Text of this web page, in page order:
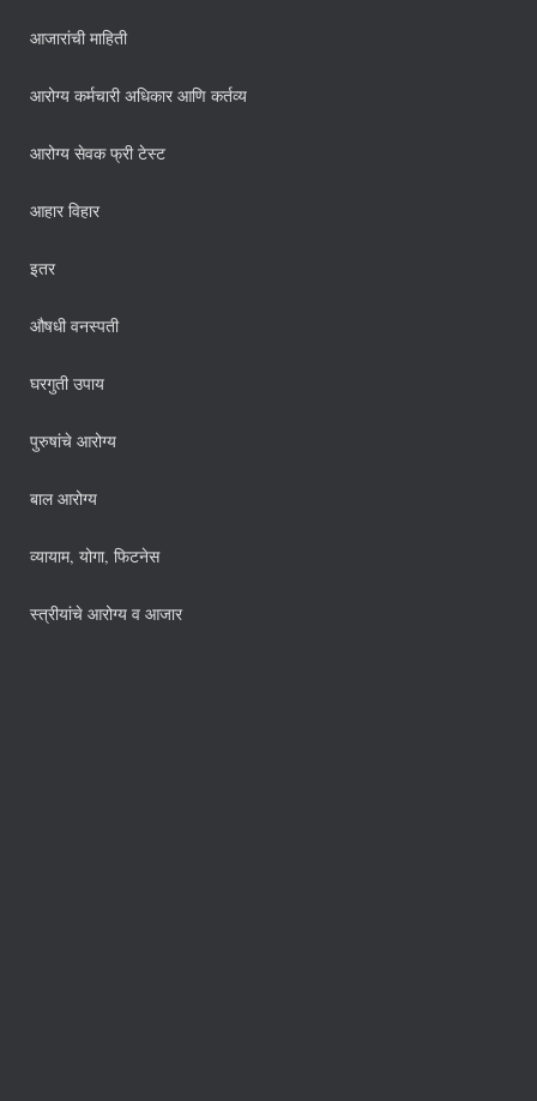
आजारांची माहिती
आरोग्य कर्मचारी अधिकार आणि कर्तव्य
आरोग्य सेवक फ्री टेस्ट
आहार विहार
इतर
औषधी वनस्पती
घरगुती उपाय
पुरुषांचे आरोग्य
बाल आरोग्य
व्यायाम, योगा, फिटनेस
स्त्रीयांचे आरोग्य व आजार